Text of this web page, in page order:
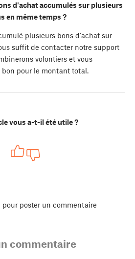
d'achat accumulés sur plusieurs
en même temps ?
plusieurs bons d'achat sur
suffit de contacter notre support
volontiers et vous
pour le montant total.
vous a-t-il été utile ?
pour poster un commentaire
commentaire